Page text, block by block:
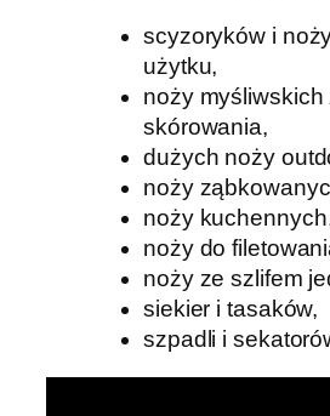
scyzoryków i
użytku,
noży myśliwskich
skórowania,
dużych noży
noży
noży
noży do
noży ze szlifem
siekier i tasaków,
szpadli i